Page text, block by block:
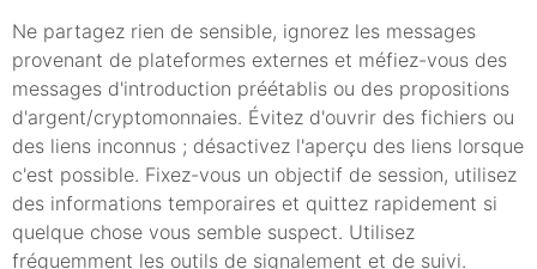
Ne partagez rien de sensible, ignorez les messages
provenant de plateformes externes et méfiez-vous des
messages d'introduction préétablis ou des propositions
d'argent/cryptomonnaies. Évitez d'ouvrir des fichiers ou
des liens inconnus ; désactivez l'aperçu des liens lorsque
c'est possible. Fixez-vous un objectif de session, utilisez
des informations temporaires et quittez rapidement si
quelque chose vous semble suspect. Utilisez
fréquemment les outils de signalement et de suivi.